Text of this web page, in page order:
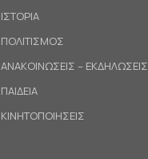
ΙΣΤΟΡΙΑ
ΠΟΛΙΤΙΣΜΟΣ
ΑΝΑΚΟΙΝΩΣΕΙΣ – ΕΚΔΗΛΩΣΕΙΣ
ΠΑΙΔΕΙΑ
ΚΙΝΗΤΟΠΟΙΗΣΕΙΣ